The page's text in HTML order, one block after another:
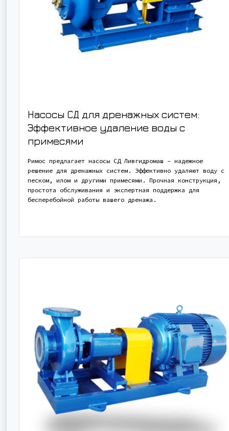
Насосы СД для дренажных систем:
Эффективное удаление воды с
примесями
Римос предлагает насосы СД Ливгидромаш – надежное
решение для дренажных систем. Эффективно удаляют воду с
песком, илом и другими примесями. Прочная конструкция,
простота обслуживания и экспертная поддержка для
бесперебойной работы вашего дренажа.